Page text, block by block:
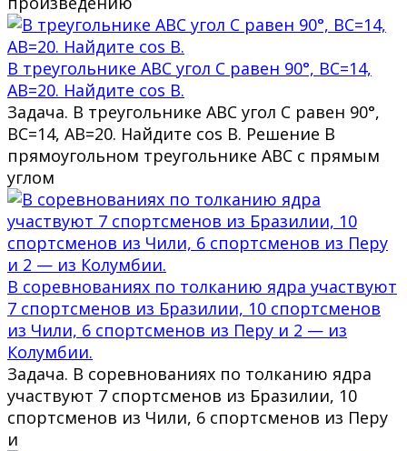
В треугольнике ABC угол C равен 90°, BC=14,
AB=20. Найдите cos B.
Задача. В треугольнике ABC угол C равен 90°,
BC=14, AB=20. Найдите cos B. Решение В
прямоугольном треугольнике ABC с прямым
углом
В соревнованиях по толканию ядра участвуют
7 спортсменов из Бразилии, 10 спортсменов
из Чили, 6 спортсменов из Перу и 2 — из
Колумбии.
Задача. В соревнованиях по толканию ядра
участвуют 7 спортсменов из Бразилии, 10
спортсменов из Чили, 6 спортсменов из Перу
и